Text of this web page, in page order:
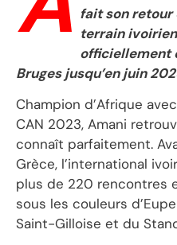
fait son retour
terrain ivoirien
officiellement
Bruges jusqu’en juin
Champion d’Afrique
CAN 2023, Amani
connaît parfaitement.
Grèce, l’international
plus de 220 rencontres
sous les couleurs
Saint-Gilloise et du